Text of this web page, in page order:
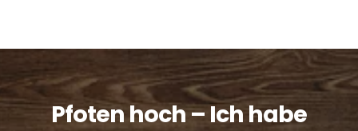
Pfoten hoch – Ich habe